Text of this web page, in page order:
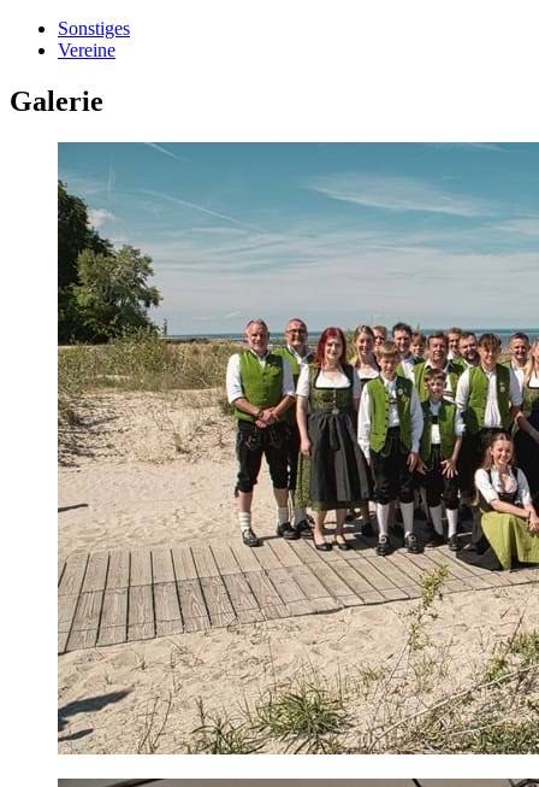
Sonstiges
Vereine
Galerie